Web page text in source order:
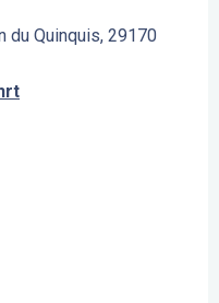
du Quinquis, 29170